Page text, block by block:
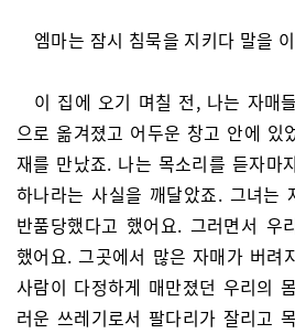
엠마는 잠시 침묵을 지키다 말을
이 집에 오기 며칠 전, 나는 자매
으로 옮겨졌고 어두운 창고 안에 있
재를 만났죠. 나는 목소리를 듣자마
하나라는 사실을 깨달았죠. 그녀는
반품당했다고 했어요. 그러면서 우
했어요. 그곳에서 많은 자매가 버려
사람이 다정하게 매만졌던 우리의
러운 쓰레기로서 팔다리가 잘리고